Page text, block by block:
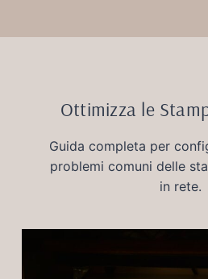
Ottimizza le
Guida completa per
problemi comuni delle
in rete.